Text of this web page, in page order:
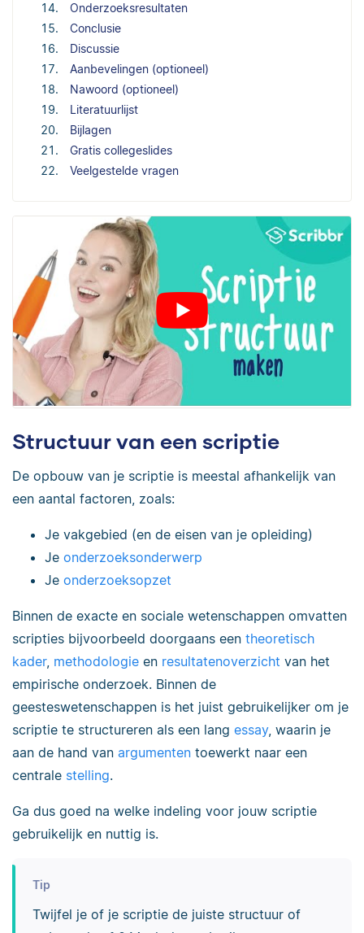
Onderzoeksresultaten
Conclusie
Discussie
Aanbevelingen (optioneel)
Nawoord (optioneel)
Literatuurlijst
Bijlagen
Gratis collegeslides
Veelgestelde vragen
Structuur van een scriptie
De opbouw van je scriptie is meestal afhankelijk van
een aantal factoren, zoals:
Je vakgebied (en de eisen van je opleiding)
Je onderzoeksonderwerp
Je onderzoeksopzet
Binnen de exacte en sociale wetenschappen omvatten
scripties bijvoorbeeld doorgaans een theoretisch
kader, methodologie en resultatenoverzicht van het
empirische onderzoek. Binnen de
geesteswetenschappen is het juist gebruikelijker om je
scriptie te structureren als een lang essay, waarin je
aan de hand van argumenten toewerkt naar een
centrale stelling.
Ga dus goed na welke indeling voor jouw scriptie
gebruikelijk en nuttig is.
Tip
Twijfel je of je scriptie de juiste structuur of